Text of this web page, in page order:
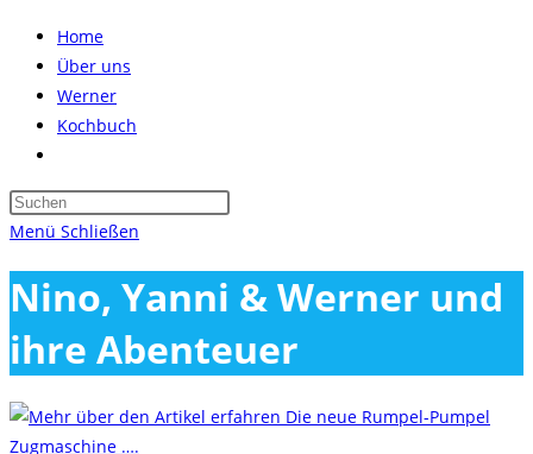
Home
Über uns
Werner
Kochbuch
umschalten
Press
close
the
search
panel.
Menü Schließen
Nino, Yanni & Werner und
ihre Abenteuer